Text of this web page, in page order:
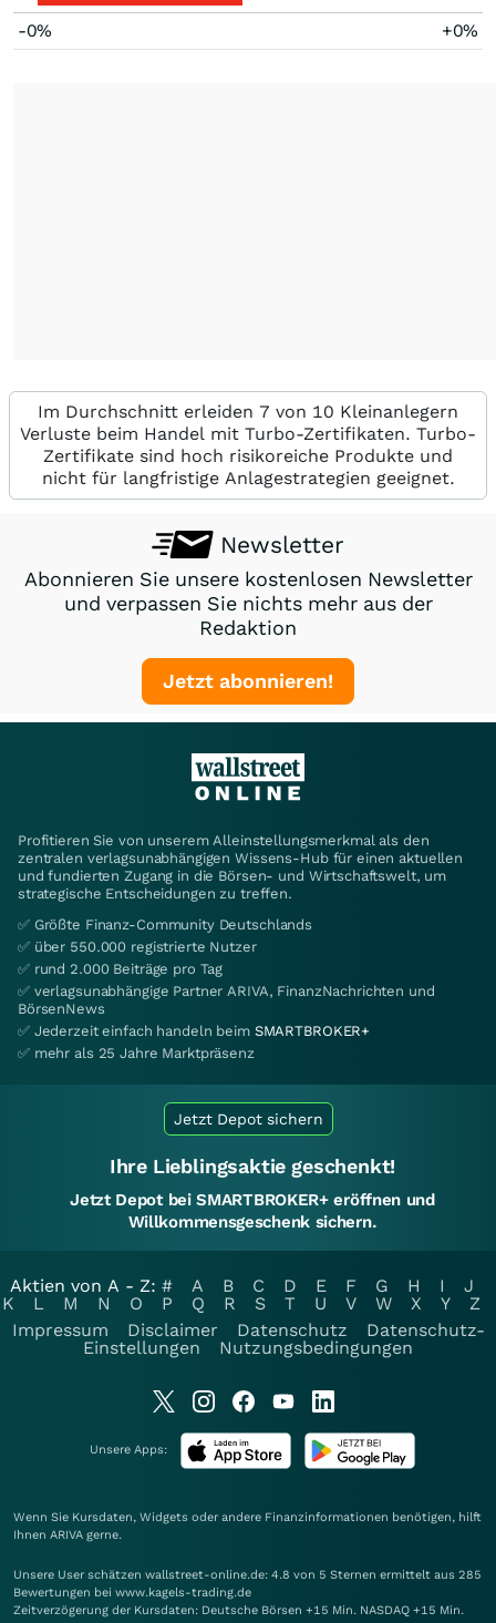
-0% +0%
Im Durchschnitt erleiden 7 von 10 Kleinanlegern
Verluste beim Handel mit Turbo-Zertifikaten. Turbo-
Zertifikate sind hoch risikoreiche Produkte und
nicht für langfristige Anlagestrategien geeignet.
Newsletter
Abonnieren Sie unsere kostenlosen Newsletter
und verpassen Sie nichts mehr aus der
Redaktion
Jetzt abonnieren!
Profitieren Sie von unserem Alleinstellungsmerkmal als den
zentralen verlagsunabhängigen Wissens-Hub für einen aktuellen
und fundierten Zugang in die Börsen- und Wirtschaftswelt, um
strategische Entscheidungen zu treffen.
✅ Größte Finanz-Community Deutschlands
✅ über 550.000 registrierte Nutzer
✅ rund 2.000 Beiträge pro Tag
✅ verlagsunabhängige Partner ARIVA, FinanzNachrichten und
BörsenNews
✅ Jederzeit einfach handeln beim SMARTBROKER+
✅ mehr als 25 Jahre Marktpräsenz
Jetzt Depot sichern
Ihre Lieblingsaktie geschenkt!
Jetzt Depot bei SMARTBROKER+ eröffnen und
Willkommensgeschenk sichern.
Aktien von A - Z: # A B C D E F G H I
J
K
L M N O P Q R S T U V W X Y
Z
Impressum
Disclaimer Datenschutz
Datenschutz-
Einstellungen
Nutzungsbedingungen
Unsere Apps:
Wenn Sie Kursdaten, Widgets oder andere Finanzinformationen benötigen, hilft
Ihnen ARIVA gerne.
Unsere User schätzen wallstreet-online.de: 4.8 von 5 Sternen ermittelt aus 285
Bewertungen bei www.kagels-trading.de
Zeitverzögerung der Kursdaten: Deutsche Börsen +15 Min. NASDAQ +15 Min.